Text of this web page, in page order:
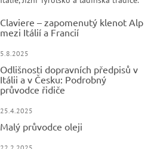
Claviere – zapomenutý klenot Alp
mezi Itálií a Francií
5.8.2025
Odlišnosti dopravních předpisů v
Itálii a v Česku: Podrobný
průvodce řidiče
25.4.2025
Malý průvodce oleji